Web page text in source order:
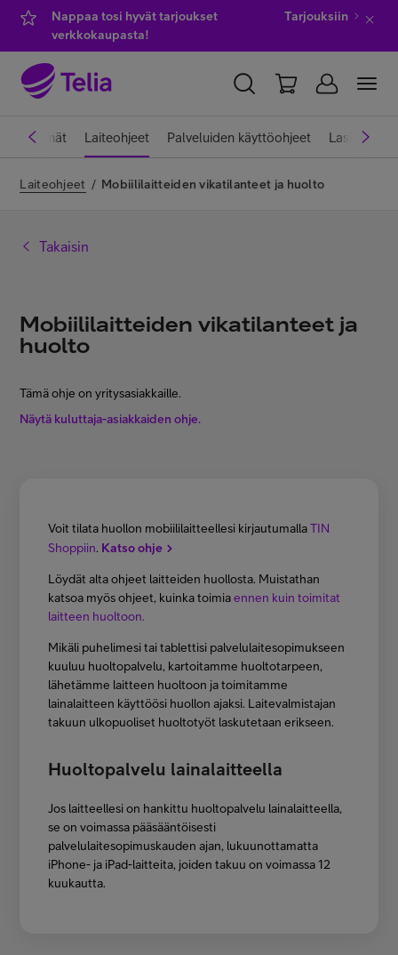
Nappaa tosi hyvät tarjoukset
verkkokaupasta!
Tarjouksiin
YKSITYISILLE YRITYKSILLE WHOLESALE
Asiakastuki
Minun Telia Yrityksille
EN SV
Laiteohjeet Palveluiden käyttöohjeet Laskut ja
Laiteohjeet / Mobiililaitteiden vikatilanteet ja huolto
Takaisin
Mobiililaitteiden vikatilanteet ja
huolto
Tämä ohje on yritysasiakkaille.
Näytä kuluttaja-asiakkaiden ohje.
Voit tilata huollon mobiililaitteellesi kirjautumallaTIN
Shoppiin. Katso ohje
Löydät alta ohjeet laitteiden huollosta. Muistathan
katsoa myös ohjeet, kuinka toimiaennen kuin toimitat
laitteen huoltoon.
Mikäli puhelimesi tai tablettisi palvelulaitesopimukseen
kuuluu huoltopalvelu, kartoitamme huoltotarpeen,
lähetämme laitteen huoltoon ja toimitamme
lainalaitteen käyttöösi huollon ajaksi. Laitevalmistajan
takuun ulkopuoliset huoltotyöt laskutetaan erikseen.
Huoltopalvelu lainalaitteella
Jos laitteellesi on hankittu huoltopalvelu lainalaitteella,
se on voimassa pääsääntöisesti
palvelulaitesopimuskauden ajan, lukuunottamatta
iPhone- ja iPad-laitteita, joiden takuu on voimassa 12
kuukautta.